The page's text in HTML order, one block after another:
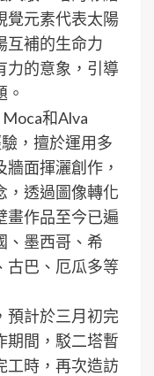
覺元素代表太陽
互補的生命力
力的意象，引導
和Alva
，擅於運用多
面揮灑創作，
，透過圖像轉化
畫作品至今已遍
、墨西哥、希
古巴、厄瓜多等
預計於三月初完
期間，駁二塔暫
工時，再次造訪